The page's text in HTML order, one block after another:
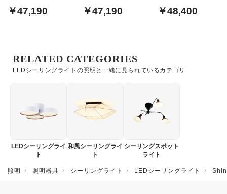
￥47,190 ￥47,190 ￥48,400
LEDシーリングライトの照明と一緒に見られているカテゴリ
RELATED CATEGORIES
LEDシーリングライ
ト
和風シーリングライ
ト
シーリングスポット
ライト
照明 照明器具 シーリングライト LEDシーリングライト